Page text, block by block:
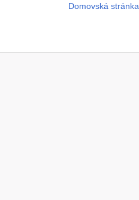
Domovská stránka